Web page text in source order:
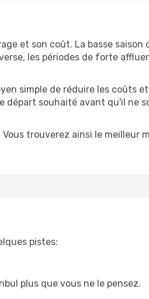
et son coût. La basse saison
les périodes de forte
simple de réduire les coûts
départ souhaité avant qu'il ne
trouverez ainsi le meilleur
pistes:
plus que vous ne le pensez.